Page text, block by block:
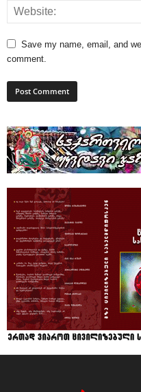
Save my name, email, and
comment.